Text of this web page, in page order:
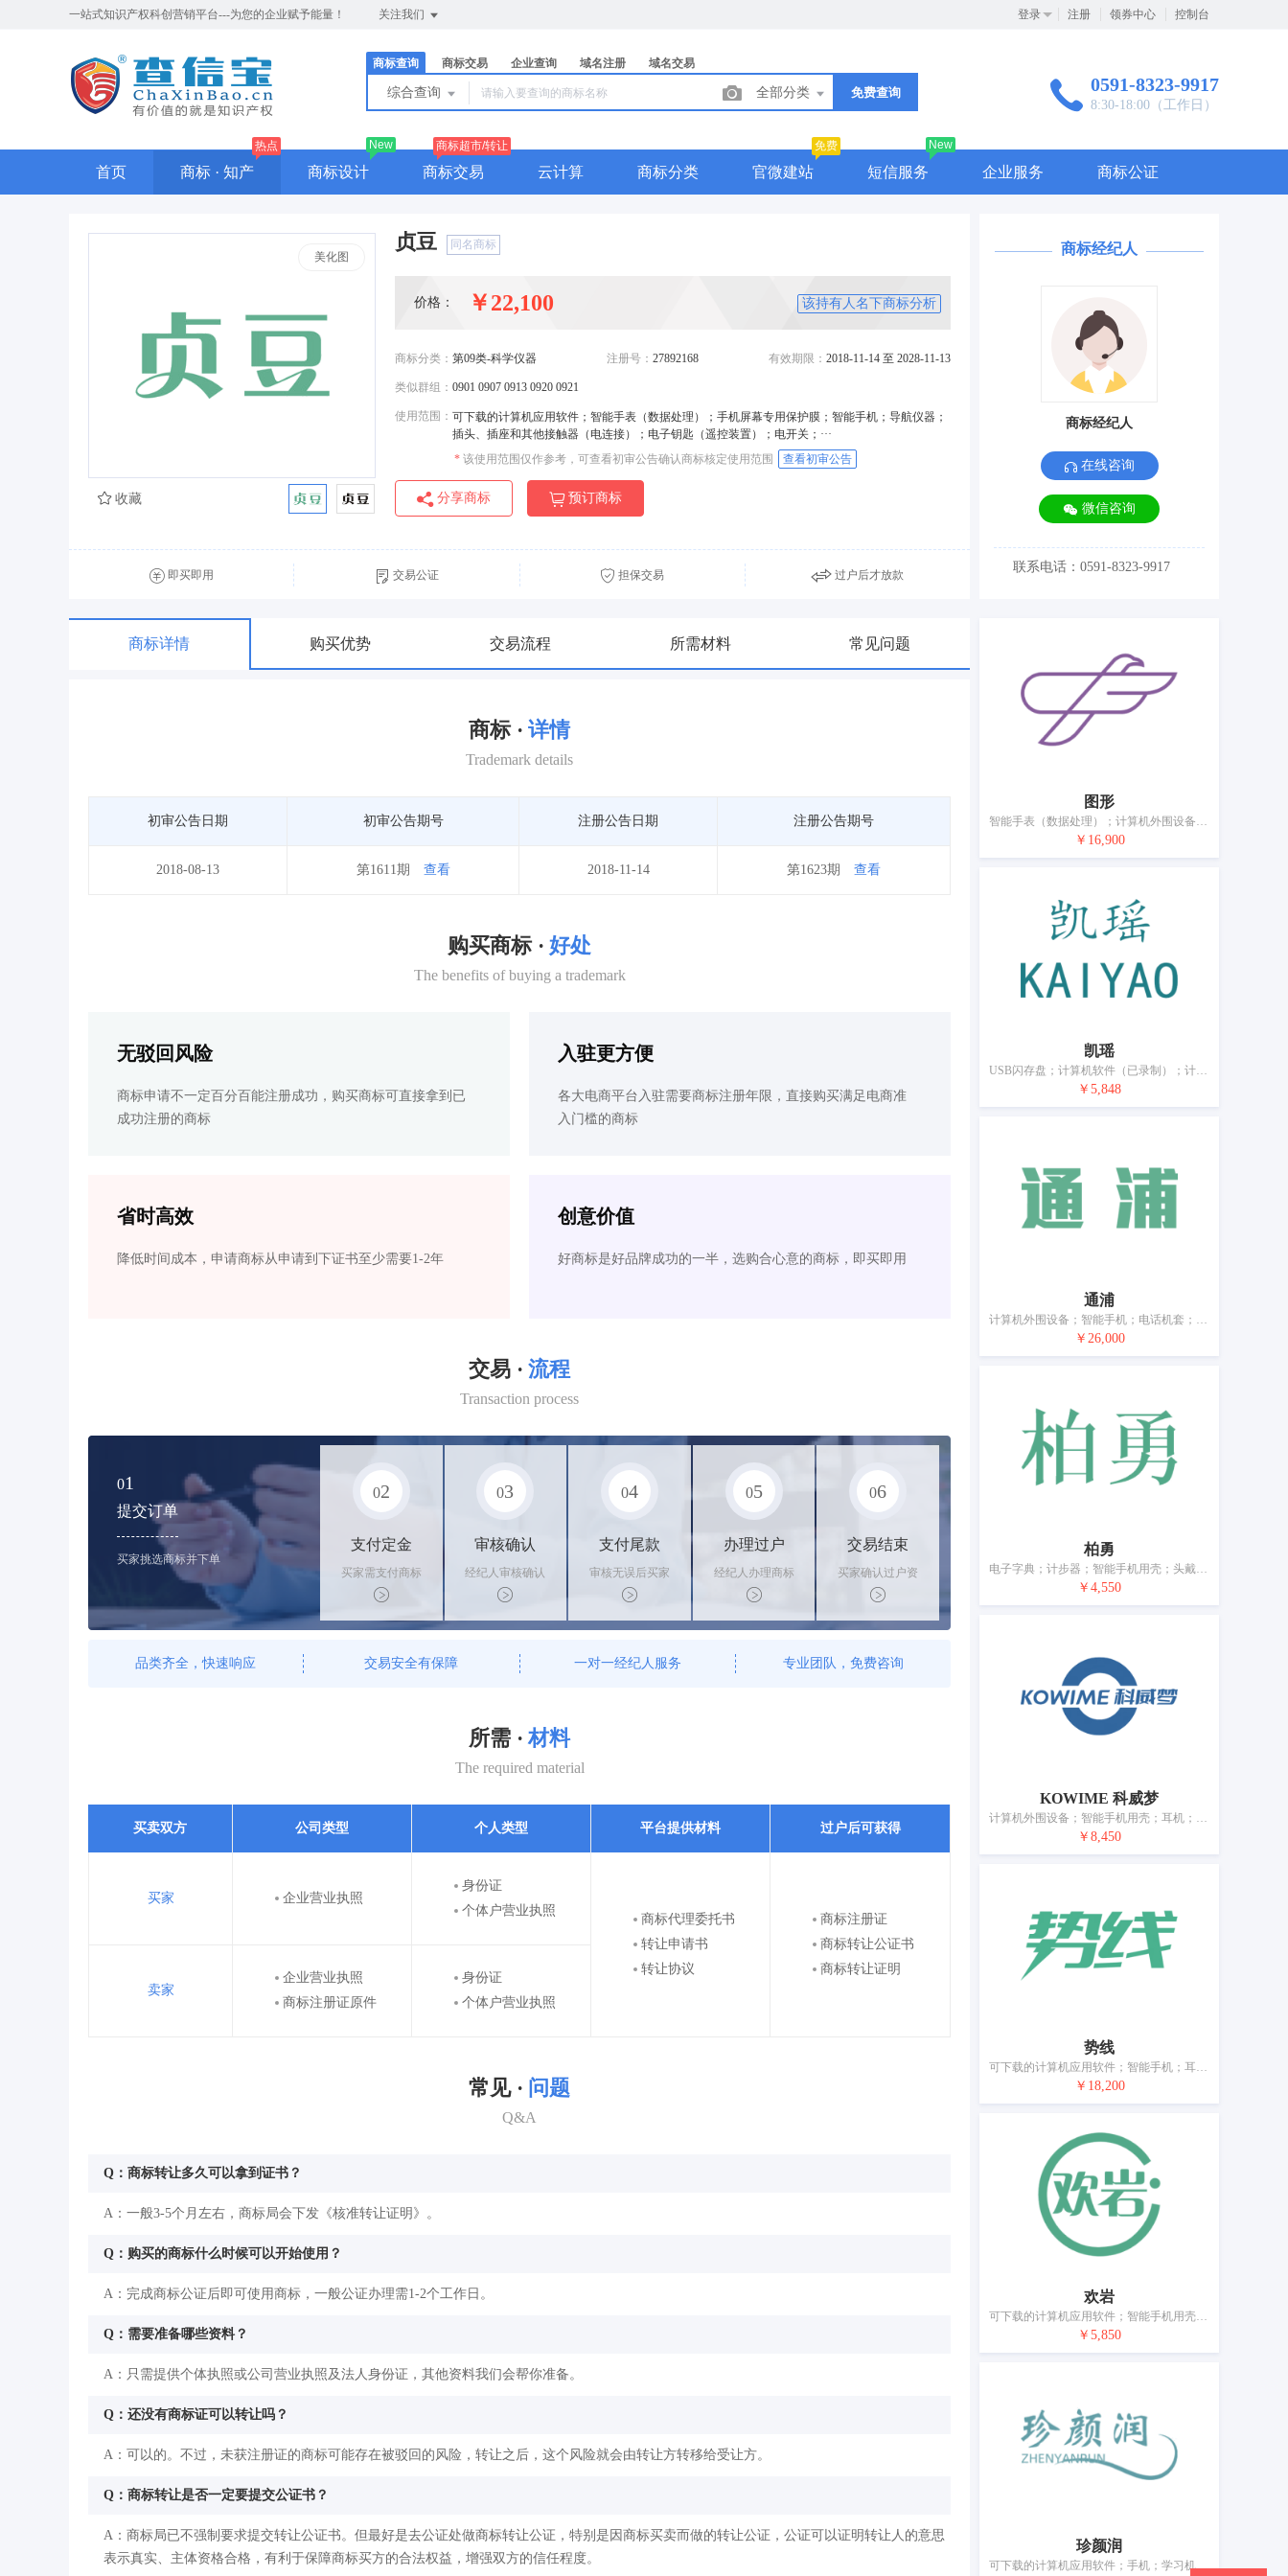
一站式知识产权科创营销平台---为您的企业赋予能量！ 关注我们 登录 注册 领券中心 控制台
商标查询 商标交易 企业查询 域名注册 域名交易
综合查询 全部分类 免费查询 0591-8323-9917
8:30-18:00（工作日）
首页 商标 · 知产
热点
商标设计
New
商标交易
商标超市/转让
云计算 商标分类 官微建站
免费
短信服务
New
企业服务 商标公证
美化图
贞豆 同名商标
价格： ￥22,100 该持有人名下商标分析
商标分类： 第09类-科学仪器 注册号： 27892168 有效期限： 2018-11-14 至 2028-11-13
类似群组： 0901 0907 0913 0920 0921
使用范围： 可下载的计算机应用软件；智能手表（数据处理）；手机屏幕专用保护膜；智能手机；导航仪器；
插头、插座和其他接触器（电连接）；电子钥匙（遥控装置）；电开关；···
* 该使用范围仅作参考，可查看初审公告确认商标核定使用范围 查看初审公告
分享商标 预订商标
收藏
即买即用 交易公证 担保交易 过户后才放款
商标详情 购买优势 交易流程 所需材料 常见问题
商标 · 详情
Trademark details
初审公告日期 初审公告期号 注册公告日期 注册公告期号
2018-08-13 第1611期 查看 2018-11-14 第1623期 查看
购买商标 · 好处
The benefits of buying a trademark
无驳回风险
商标申请不一定百分百能注册成功，购买商标可直接拿到已
成功注册的商标
入驻更方便
各大电商平台入驻需要商标注册年限，直接购买满足电商准
入门槛的商标
省时高效
降低时间成本，申请商标从申请到下证书至少需要1-2年
创意价值
好商标是好品牌成功的一半，选购合心意的商标，即买即用
交易 · 流程
Transaction process
01
提交订单
买家挑选商标并下单
02
支付定金
买家需支付商标
标价的10%的购
买订金
03
审核确认
经纪人审核确认
商标状态
04
支付尾款
审核无误后买家
支付尾款，卖家
办理相关手续
05
办理过户
经纪人办理商标
转让手续，交付
相关证书
06
交易结束
买家确认过户资
料后，平台解冻
资金支付卖家
品类齐全，快速响应 交易安全有保障 一对一经纪人服务 专业团队，免费咨询
所需 · 材料
The required material
买卖双方 公司类型 个人类型 平台提供材料 过户后可获得
买家 企业营业执照
身份证
个体户营业执照
商标代理委托书
转让申请书
转让协议
商标注册证
商标转让公证书
商标转让证明
卖家
企业营业执照
商标注册证原件
身份证
个体户营业执照
常见 · 问题
Q&A
Q：商标转让多久可以拿到证书？
A：一般3-5个月左右，商标局会下发《核准转让证明》。
Q：购买的商标什么时候可以开始使用？
A：完成商标公证后即可使用商标，一般公证办理需1-2个工作日。
Q：需要准备哪些资料？
A：只需提供个体执照或公司营业执照及法人身份证，其他资料我们会帮你准备。
Q：还没有商标证可以转让吗？
A：可以的。不过，未获注册证的商标可能存在被驳回的风险，转让之后，这个风险就会由转让方转移给受让方。
Q：商标转让是否一定要提交公证书？
A：商标局已不强制要求提交转让公证书。但最好是去公证处做商标转让公证，特别是因商标买卖而做的转让公证，公证可以证明转让人的意思
表示真实、主体资格合格，有利于保障商标买方的合法权益，增强双方的信任程度。
商标经纪人
商标经纪人
在线咨询
微信咨询
联系电话：0591-8323-9917
图形
智能手表（数据处理）；计算机外围设备；移动电话和智能手机专用支架；蓝牙耳机；放映设备；测量器械和仪器；数据线；眼镜；无线充电器；蓄电池
￥16,900
凯瑶
USB闪存盘；计算机软件（已录制）；计算机外围设备；计算机器；条形码读出器；手提电话；步话机；网络通讯设备；电话机套；电话机；头戴式耳机；电视机；电线；插头、插座和其他接触器（电连接）；灭火器；安全头盔；电子防盗装置；眼镜；眼镜盒；电池充电器；太阳能电池；电池
￥5,848
通浦
计算机外围设备；智能手机；电话机套；便携式媒体播放器；头戴式耳机；测量器械和仪器；电源材料（电线、电缆）；电开关；眼镜
￥26,000
柏勇
电子字典；计步器；智能手机用壳；头戴式耳机；照相机（摄影）；电开关；个人用防事故装置；电锁；眼镜；移动电源（可充电电池）
￥4,550
KOWIME 科威梦
计算机外围设备；智能手机用壳；耳机；麦克风；自拍杆（手持单脚架）；电线；电开关；电子防盗装置；眼镜；蓄电池
￥8,450
势线
可下载的计算机应用软件；智能手机；耳机；自拍杆（手持单脚架）；测量器械和仪器；电源材料（电线、电缆）；电插头；电子防盗装置；眼镜；移动电源（可充电电池）
￥18,200
欢岩
可下载的计算机应用软件；智能手机用壳；耳机；数码单反相机；测量仪器；电线；液晶显示屏；电子防盗装置；眼镜；电池充电器
￥5,850
珍颜润
可下载的计算机应用软件；手机；学习机；测量装置；电线；电开关；安全头盔；电子防盗装置；眼镜；电池